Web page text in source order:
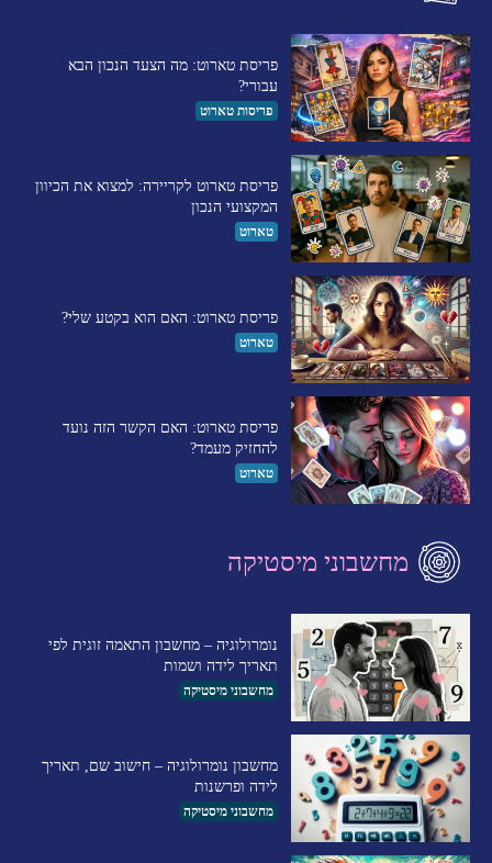
פריסת טארוט: מה הצעד הנכון הבא
עבורי?
פריסות טארוט
פריסת טארוט לקריירה: למצוא את הכיוון
המקצועי הנכון
טארוט
פריסת טארוט: האם הוא בקטע שלי?
טארוט
פריסת טארוט: האם הקשר הזה נועד
להחזיק מעמד?
טארוט
מחשבוני מיסטיקה
נומרולוגיה – מחשבון התאמה זוגית לפי
תאריך לידה ושמות
מחשבוני מיסטיקה
מחשבון נומרולוגיה – חישוב שם, תאריך
לידה ופרשנות
מחשבוני מיסטיקה